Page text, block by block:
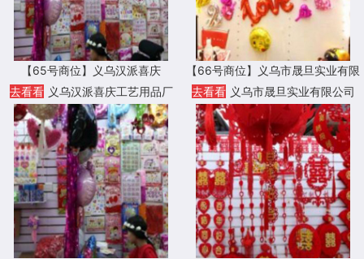
【65号商位】义乌汉派喜庆
去看看 义乌汉派喜庆工艺用品厂
【66号商位】义乌市晟旦实业有限
公司
去看看 义乌市晟旦实业有限公司